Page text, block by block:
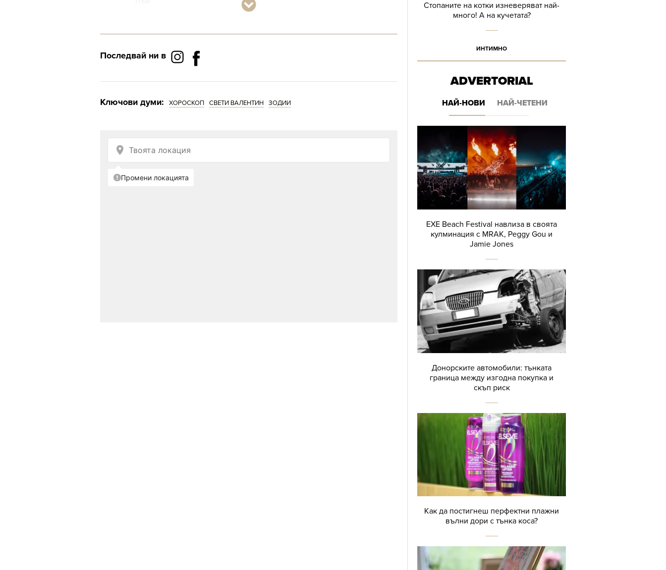
телевизора вкъщи, но този път сте сбъркали. Лъвиците да се подготвят
за приятни изненади и романтични мигове.
зависи да отделят време за любимите си хора, които са готови да дадат
Последвай ни в
Ключови думи: ХОРОСКОП СВЕТИ ВАЛЕНТИН ЗОДИИ
Стопаните на котки изневеряват най-
много! А на кучетата?
ИНТИМНО
ADVERTORIAL
НАЙ-НОВИ НАЙ-ЧЕТЕНИ
EXE Beach Festival навлиза в своята
кулминация с MRAK, Peggy Gou и
Jamie Jones
Донорските автомобили: тънката
граница между изгодна покупка и
скъп риск
Как да постигнеш перфектни плажни
вълни дори с тънка коса?